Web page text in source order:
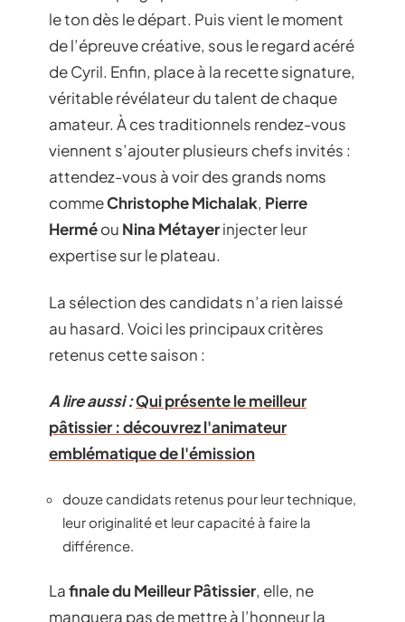
le ton dès le départ. Puis vient le moment
de l’épreuve créative, sous le regard acéré
de Cyril. Enfin, place à la recette signature,
véritable révélateur du talent de chaque
amateur. À ces traditionnels rendez-vous
viennent s’ajouter plusieurs chefs invités :
attendez-vous à voir des grands noms
commeChristophe Michalak, Pierre
Herméou Nina Métayerinjecter leur
expertise sur le plateau.
La sélection des candidats n’a rien laissé
au hasard. Voici les principaux critères
retenus cette saison :
A lire aussi :Qui présente le meilleur
pâtissier : découvrez l'animateur
emblématique de l'émission
douze candidats retenus pour leur technique,
leur originalité et leur capacité à faire la
différence.
Lafinale du Meilleur Pâtissier, elle, ne
manquera pas de mettre à l’honneur la